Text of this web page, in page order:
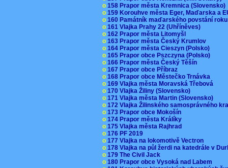
o 158 Prapor města Kremnica (Slovensko)
o 159 Korouhve města Eger, Maďarska a
o 160 Památník maďarského povstání
o 161 Vlajka Prahy 22 (Uhříněves)
o 162 Prapor města Litomyšl
o 163 Prapor města Český Krumlov
o 164 Prapor města Cieszyn (Polsko)
o 165 Prapor obce Pszczyna (Polsko)
o 166 Prapor města Český Těšín
o 167 Prapor obce Příbraz
o 168 Prapor obce Městečko Trnávka
o 169 Vlajka města Moravská Třebová
o 170 Vlajka Žiliny (Slovensko)
o 171 Vlajka města Martin (Slovensko)
o 172 Vlajka Žilinského samosprávného
o 173 Prapor obce Mokošín
o 174 Prapor města Králíky
o 175 Vlajka města Rajhrad
o 176 PF 2019
o 177 Vlajka na lokomotivě Vectron
o 178 Vlajka na půl žerdi na katedrále v
o 179 The Civil Jack
o 180 Prapor obce Vysoká nad Labem